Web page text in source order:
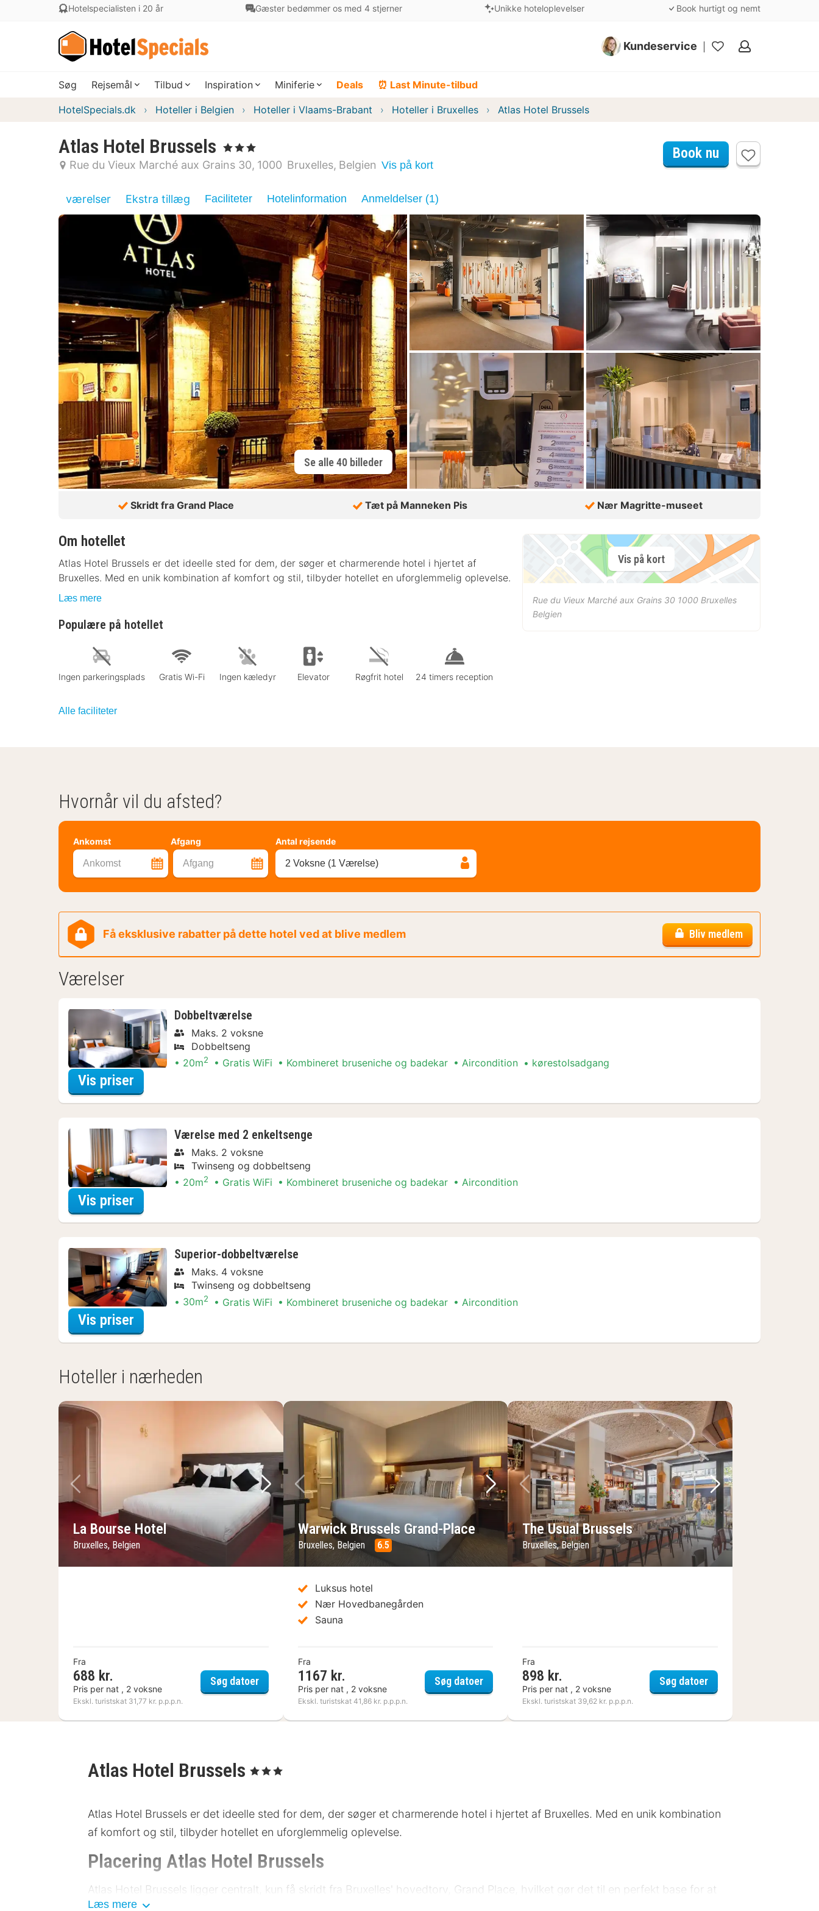
Hotelspecialisten i 20 år Gæster bedømmer os med 4 stjerner Unikke hoteloplevelser Book hurtigt og nemt
Kundeservice
Mine
Søg Rejsemål Tilbud Inspiration Miniferie Deals ⏰ Last Minute-tilbud
HotelSpecials.dk Hoteller i Belgien Hoteller i Vlaams-Brabant Hoteller i Bruxelles Atlas Hotel Brussels
Atlas Hotel Brussels , 3 Stjerner
Rue du Vieux Marché aux Grains 30 1000 Bruxelles Belgien Vis på kort
Book nu
værelser Ekstra tillæg Faciliteter Hotelinformation Anmeldelser (1)
Se alle 40 billeder
Skridt fra Grand Place Tæt på Manneken Pis Nær Magritte-museet
Om hotellet
Atlas Hotel Brussels er det ideelle sted for dem, der søger et charmerende hotel i hjertet af
Bruxelles. Med en unik kombination af komfort og stil, tilbyder hotellet en uforglemmelig oplevelse.
Læs mere
Populære på hotellet
Ingen parkeringsplads Gratis Wi-Fi Ingen kæledyr Elevator Røgfrit hotel 24 timers reception
Alle faciliteter
Vis på kort
Rue du Vieux Marché aux Grains 30 1000 Bruxelles
Belgien
Hvornår vil du afsted?
Ankomst Afgang
Ankomst Afgang
Antal rejsende
2 Voksne (1 Værelse)
Få eksklusive rabatter på dette hotel ved at blive medlem Bliv medlem
Værelser
Dobbeltværelse
Maks. 2 voksne
Dobbeltseng
20m2 Gratis WiFi Kombineret bruseniche og badekar Aircondition kørestolsadgang
Vis priser
Værelse med 2 enkeltsenge
Maks. 2 voksne
Twinseng og dobbeltseng
20m2 Gratis WiFi Kombineret bruseniche og badekar Aircondition
Vis priser
Superior-dobbeltværelse
Maks. 4 voksne
Twinseng og dobbeltseng
30m2 Gratis WiFi Kombineret bruseniche og badekar Aircondition
Vis priser
Hoteller i nærheden
Forrige billede
Næste billede
La Bourse Hotel
Bruxelles, Belgien
Fra
688 kr.
Pris per nat , 2 voksne
Ekskl. turistskat 31,77 kr. p.p.p.n.
Søg datoerLa Bourse Hotel
Forrige billede
Næste billede
Warwick Brussels Grand-Place
Bruxelles, Belgien 6.5
Luksus hotel
Nær Hovedbanegården
Sauna
Fra
1167 kr.
Pris per nat , 2 voksne
Ekskl. turistskat 41,86 kr. p.p.p.n.
Søg datoerWarwick Brussels Grand-Place
Forrige billede
Næste billede
The Usual Brussels
Bruxelles, Belgien
Fra
898 kr.
Pris per nat , 2 voksne
Ekskl. turistskat 39,62 kr. p.p.p.n.
Søg datoerThe Usual Brussels
Atlas Hotel Brussels , 3 Stjerner
Atlas Hotel Brussels er det ideelle sted for dem, der søger et charmerende hotel i hjertet af Bruxelles. Med en unik kombination
af komfort og stil, tilbyder hotellet en uforglemmelig oplevelse.
Placering Atlas Hotel Brussels
Atlas Hotel Brussels ligger centralt, kun få skridt fra Bruxelles' hovedtorv, Grand Place, hvilket gør det til en perfekt base for at
udforske byen. I området finder du også Manneken Pis og det imponerende Atomium. Museerne i nærheden, såsom Magritte-
Læs mere